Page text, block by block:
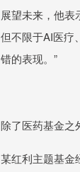
展望未来，他
但不限于AI医疗
错的表现。”
除了医药基金之
某红利主题基金